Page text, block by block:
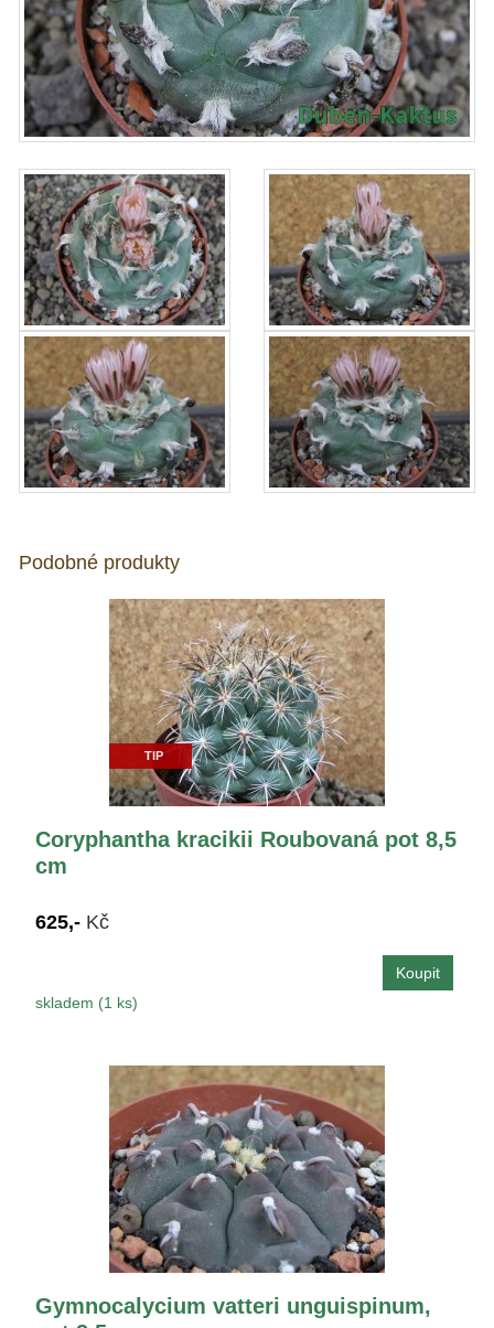
Podobné produkty
TIP
Coryphantha kracikii Roubovaná pot 8,5
cm
625,- Kč
skladem (1 ks)
Gymnocalycium vatteri unguispinum,